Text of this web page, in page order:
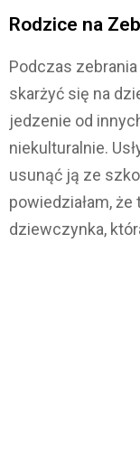
Rodzice na
Podczas
skarżyć się na
jedzenie od
niekulturalnie.
usunąć ją ze
powiedziałam,
dziewczynka,